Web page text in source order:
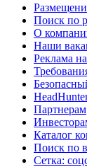
Поиск по
О
Наши
Реклама
Партнерам
Каталог
Поиск по
Сетка: